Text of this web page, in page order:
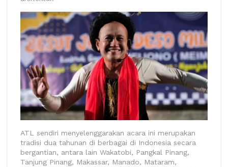
ATL sendiri menyelenggarakan acara ini merupakan
tradisi dua tahunan di berbagai di Indonesia secara
bergantian, antara lain Wakatobi, Pangkal Pinang,
Tanjung Pinang, Makassar, Manado, Mataram,